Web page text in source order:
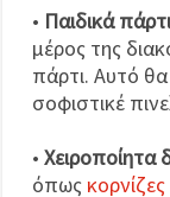
• Παιδικά πάρτι
μέρος της
πάρτι. Αυτό
σοφιστικέ
• Χειροποίητα
όπως κορνίζες